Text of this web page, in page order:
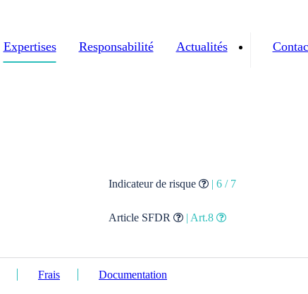
Expertises Responsabilité Actualités
Indicateur de risque | 6 / 7
Article SFDR | Art.8
Frais
Documentation